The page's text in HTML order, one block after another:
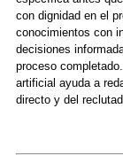
con dignidad en el
conocimientos con
decisiones
proceso
artificial ayuda a
directo y del